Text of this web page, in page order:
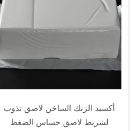
أكسيد الزنك الساخن لاصق تذوب
لشريط لاصق حساس الضغط